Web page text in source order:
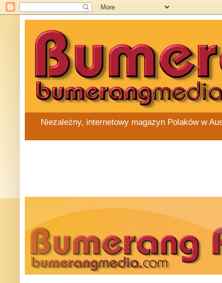
Niezależny, internetowy magazyn Polaków w